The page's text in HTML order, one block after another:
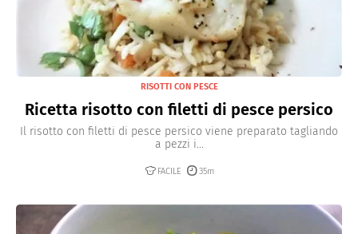
RISOTTI CON PESCE
Ricetta risotto con filetti di pesce persico
Il risotto con filetti di pesce persico viene preparato tagliando
a pezzi i...
FACILE 35m